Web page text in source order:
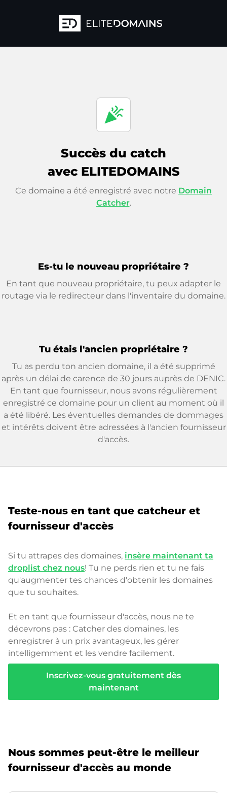
celebration
Succès du catch
avec ELITEDOMAINS
Ce domaine a été enregistré avec notre Domain
Catcher.
Es-tu le nouveau propriétaire ?
En tant que nouveau propriétaire, tu peux adapter le
routage via le redirecteur dans l'inventaire du domaine.
Tu étais l'ancien propriétaire ?
Tu as perdu ton ancien domaine, il a été supprimé
après un délai de carence de 30 jours auprès de DENIC.
En tant que fournisseur, nous avons régulièrement
enregistré ce domaine pour un client au moment où il
a été libéré. Les éventuelles demandes de dommages
et intérêts doivent être adressées à l'ancien fournisseur
d'accès.
Teste-nous en tant que catcheur et
fournisseur d'accès
Si tu attrapes des domaines, insère maintenant ta
droplist chez nous! Tu ne perds rien et tu ne fais
qu'augmenter tes chances d'obtenir les domaines
que tu souhaites.
Et en tant que fournisseur d'accès, nous ne te
décevrons pas : Catcher des domaines, les
enregistrer à un prix avantageux, les gérer
intelligemment et les vendre facilement.
Inscrivez-vous gratuitement dès
maintenant
Nous sommes peut-être le meilleur
fournisseur d'accès au monde